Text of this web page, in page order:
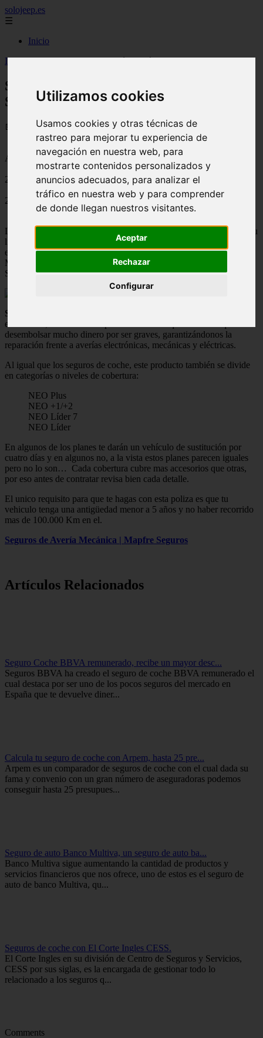
Utilizamos cookies
Usamos cookies y otras técnicas de
rastreo para mejorar tu experiencia de
navegación en nuestra web, para
mostrarte contenidos personalizados y
anuncios adecuados, para analizar el
tráfico en nuestra web y para comprender
de donde llegan nuestros visitantes.
Aceptar
Rechazar
Configurar
solojeep.es
☰
Inicio
Inicio > jeep >Seguros de Avería Mecánica en Mapfre Seguros
Seguros de Avería Mecánica en Mapfre
Seguros
📅 14/08/2025
Aseguradoras
2012-01-20
2106
La reconocida compañía aseguradora
, aparte de su
línea de
ofrece a sus clientes otro producto que
esta relacionado con la protección de nuestro vehículo, al igual que
Mutua Malidreña con su Gran Reparación, Mapfre lo hace con sus
Seguros de Avería Mecánica.
Seguros de Avería Mecánica
el vehículo, frente a esas reparaciones en las que uno tiene que
desembolsar mucho dinero por ser graves, garantizándonos la
reparación frente a averías electrónicas, mecánicas y eléctricas.
Al igual que los seguros de coche, este producto también se divide
en categorías o niveles de cobertura:
NEO Plus
NEO +1/+2
NEO Líder 7
NEO Líder
En algunos de los planes te darán un vehículo de sustitución por
cuatro días y en algunos no, a la vista estos planes parecen iguales
pero no lo son… Cada cobertura cubre mas accesorios que otras,
por eso antes de contratar revisa bien cada detalle.
El unico requisito para que te hagas con esta poliza es que tu
vehiculo tenga una antigüedad menor a 5 años y no haber recorrido
mas de 100.000 Km en el.
Seguros de Avería Mecánica | Mapfre Seguros
Artículos Relacionados
Seguro Coche BBVA remunerado, recibe un mayor desc...
Seguros BBVA ha creado el seguro de coche BBVA remunerado el
cual destaca por ser uno de los pocos seguros del mercado en
España que te devuelve diner...
Calcula tu seguro de coche con Arpem, hasta 25 pre...
Arpem es un comparador de seguros de coche con el cual dada su
fama y convenio con un gran número de aseguradoras podemos
conseguir hasta 25 presupues...
Seguro de auto Banco Multiva, un seguro de auto ba...
Banco Multiva sigue aumentando la cantidad de productos y
servicios financieros que nos ofrece, uno de estos es el seguro de
auto de banco Multiva, qu...
Seguros de coche con El Corte Ingles CESS.
El Corte Ingles en su división de Centro de Seguros y Servicios,
CESS por sus siglas, es la encargada de gestionar todo lo
relacionado a los seguros q...
Comments